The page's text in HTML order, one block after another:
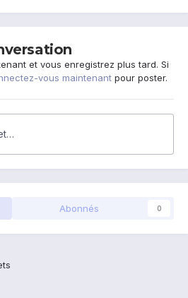
et vous enregistrez plus tard. Si
vous maintenant pour poster.
Abonnés 0